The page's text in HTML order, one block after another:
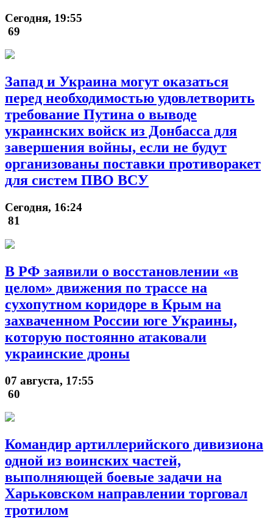
Сегодня, 19:55
69
Запад и Украина могут оказаться
перед необходимостью удовлетворить
требование Путина о выводе
украинских войск из Донбасса для
завершения войны, если не будут
организованы поставки противоракет
для систем ПВО ВСУ
Сегодня, 16:24
81
В РФ заявили о восстановлении «в
целом» движения по трассе на
сухопутном коридоре в Крым на
захваченном России юге Украины,
которую постоянно атаковали
украинские дроны
07 августа, 17:55
60
Командир артиллерийского дивизиона
одной из воинских частей,
выполняющей боевые задачи на
Харьковском направлении торговал
тротилом